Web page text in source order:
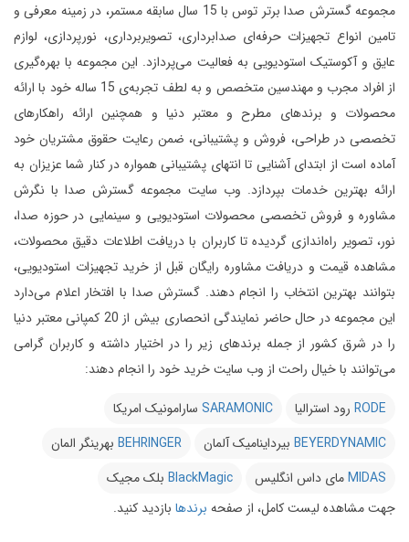
مجموعه گسترش صدا برتر توس با 15 سال سابقه مستمر، در زمینه معرفی و
تامین انواع تجهیزات حرفه‌ای صدابرداری، تصویربرداری، نورپردازی، لوازم
عایق و آکوستیک استودیویی به فعالیت می‌پردازد. این مجموعه با بهره‌گیری
از افراد مجرب و مهندسین متخصص و به لطف تجربه‌ی 15 ساله خود با ارائه
محصولات و برندهای مطرح و معتبر دنیا و همچنین ارائه راهکارهای
تخصصی در طراحی، فروش و پشتیبانی، ضمن رعایت حقوق مشتریان خود
آماده است از ابتدای آشنایی تا انتهای پشتیبانی همواره در کنار شما عزیزان به
ارائه بهترین خدمات بپردازد. وب سایت مجموعه گسترش صدا با نگرش
مشاوره و فروش تخصصی محصولات استودیویی و سینمایی در حوزه صدا،
نور، تصویر راه‌اندازی گردیده تا کاربران با دریافت اطلاعات دقیق محصولات،
مشاهده قیمت و دریافت مشاوره رایگان قبل از خرید تجهیزات استودیویی،
بتوانند بهترین انتخاب را انجام دهند. گسترش صدا با افتخار اعلام می‌دارد
این مجموعه در حال حاضر نمایندگی انحصاری بیش از 20 کمپانی معتبر دنیا
را در شرق کشور از جمله برندهای زیر را در اختیار داشته و کاربران گرامی
می‌توانند با خیال راحت از وب سایت خرید خود را انجام دهند:
RODE رود استرالیا SARAMONIC سارامونیک امریکا
BEYERDYNAMIC بیرداینامیک آلمان BEHRINGER بهرینگر المان
MIDASمای داس انگلیس BlackMagic بلک مجیک
جهت مشاهده لیست کامل، از صفحه برندها بازدید کنید.